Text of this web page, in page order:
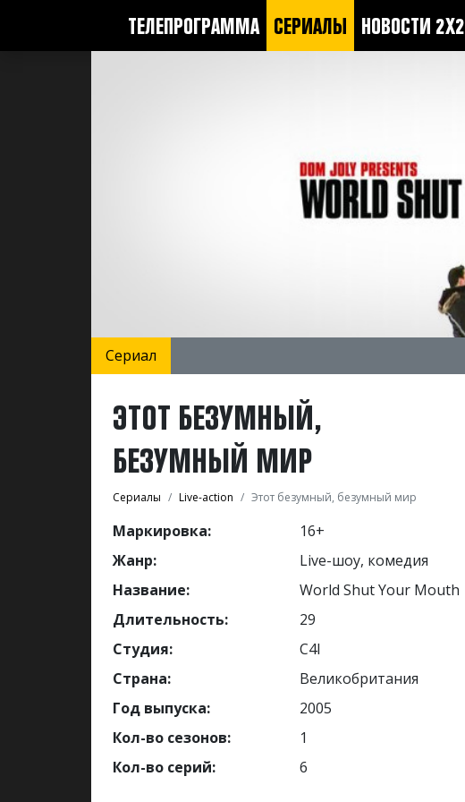
ТЕЛЕПРОГРАММА СЕРИАЛЫ НОВОСТИ 2Х2
Сериал
ЭТОТ БЕЗУМНЫЙ,
БЕЗУМНЫЙ МИР
Сериалы Live-action Этот безумный, безумный мир
Маркировка:
16+
Жанр:
Live-шоу, комедия
Название:
World Shut Your Mouth
Длительность:
29
Студия:
C4I
Страна:
Великобритания
Год выпуска:
2005
Кол-во сезонов:
1
Кол-во серий:
6